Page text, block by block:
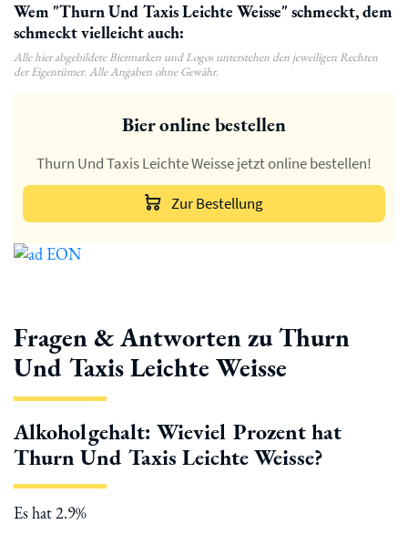
Wem "Thurn Und Taxis Leichte Weisse" schmeckt, dem
schmeckt vielleicht auch:
Alle hier abgebildete Biermarken und Logos unterstehen den jeweiligen Rechten
der Eigentümer. Alle Angaben ohne Gewähr.
Bier online bestellen
Thurn Und Taxis Leichte Weisse jetzt online bestellen!
Zur Bestellung
Fragen & Antworten zu Thurn
Und Taxis Leichte Weisse
Alkoholgehalt: Wieviel Prozent hat
Thurn Und Taxis Leichte Weisse?
Es hat 2.9%